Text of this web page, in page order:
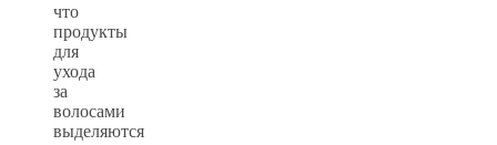
что
продукты
для
ухода
за
волосами
выделяются